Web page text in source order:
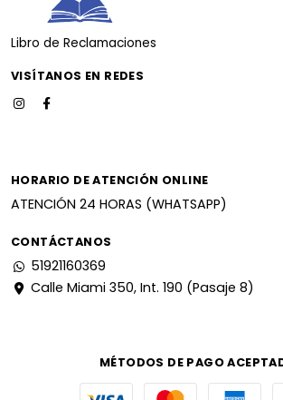
Libro de Reclamaciones
VISÍTANOS EN REDES
HORARIO DE ATENCIÓN ONLINE
ATENCIÓN 24 HORAS (WHATSAPP)
CONTÁCTANOS
51921160369
Calle Miami 350, Int. 190 (Pasaje 8)
MÉTODOS DE PAGO